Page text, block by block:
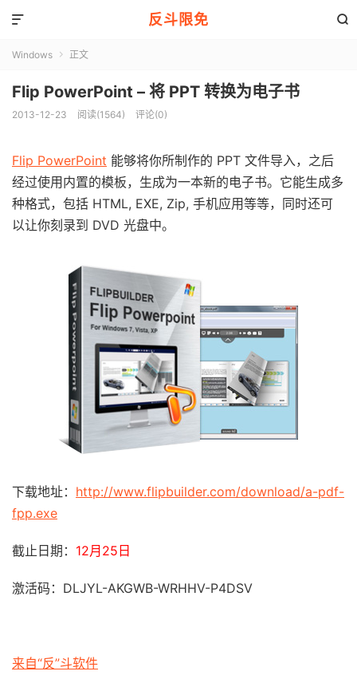
反斗限免 

Windows  正文
Flip PowerPoint – 将 PPT 转换为电子书
2013-12-23 阅读(1564) 评论(0)
Flip PowerPoint 能够将你所制作的 PPT 文件导入，之后
经过使用内置的模板，生成为一本新的电子书。它能生成多
种格式，包括 HTML, EXE, Zip, 手机应用等等，同时还可
以让你刻录到 DVD 光盘中。
下载地址： http://www.flipbuilder.com/download/a-pdf-
fpp.exe
截止日期： 12月25日
激活码：DLJYL-AKGWB-WRHHV-P4DSV
来自“反”斗软件